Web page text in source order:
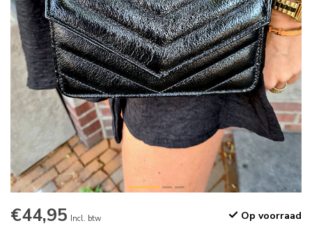
€44,95 Incl. btw Op voorraad